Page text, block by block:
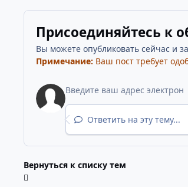
Присоединяйтесь к
Вы можете опубликовать сейчас и
Примечание: Ваш пост требует
Ответить на эту тему...
Вернуться к списку тем